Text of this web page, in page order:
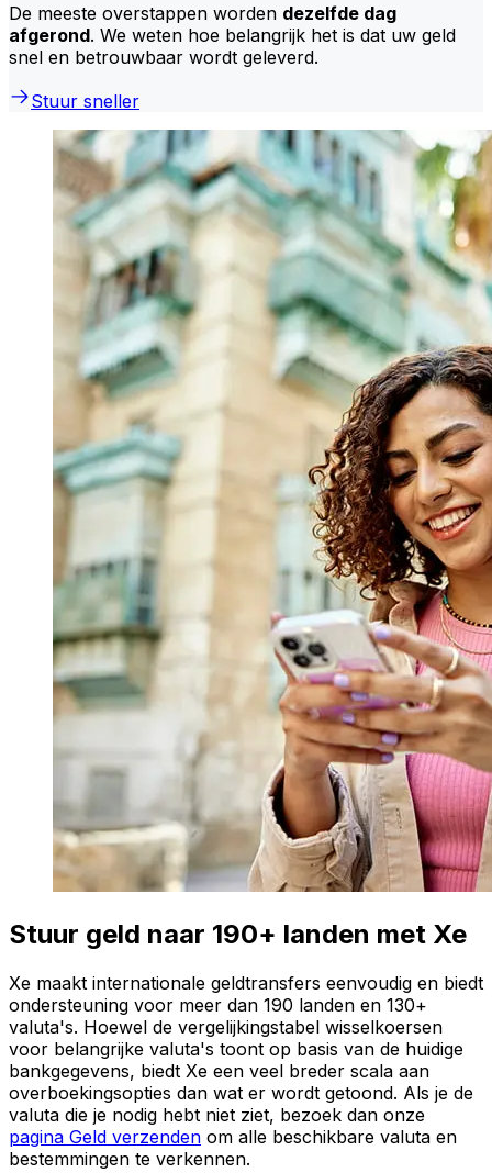
De meeste overstappen worden dezelfde dag
afgerond. We weten hoe belangrijk het is dat uw geld
snel en betrouwbaar wordt geleverd.
Stuur sneller
Stuur geld naar 190+ landen met Xe
Xe maakt internationale geldtransfers eenvoudig en biedt
ondersteuning voor meer dan 190 landen en 130+
valuta's. Hoewel de vergelijkingstabel wisselkoersen
voor belangrijke valuta's toont op basis van de huidige
bankgegevens, biedt Xe een veel breder scala aan
overboekingsopties dan wat er wordt getoond. Als je de
valuta die je nodig hebt niet ziet, bezoek dan onze
pagina Geld verzenden om alle beschikbare valuta en
bestemmingen te verkennen.